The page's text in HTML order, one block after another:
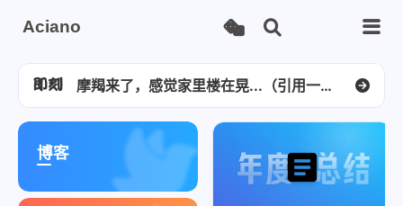
Aciano
悲报：高三了，明天要开学了...
摩羯来了，感觉家里楼在晃...（引用一张来自徐闻同学拍的照片） [图片]
突然翻到 20 年时刚开始建站，啥也不会用 WordPress 傻瓜式生成的博客，当时写的玩意还挺青涩呢🤣 [图片]
好酷！ [图片]
湛江也能下冰雹？！ [图片]
学校的凤凰花特别好看！ [图片]
博客